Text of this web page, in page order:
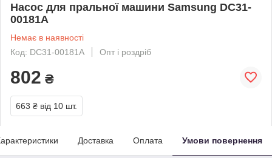
Насос для пральної машини Samsung DC31-
00181A
Немає в наявності
Код: DC31-00181A
Опт і роздріб
802 ₴
663 ₴ від 10 шт.
Доставка Оплата Умови повернення